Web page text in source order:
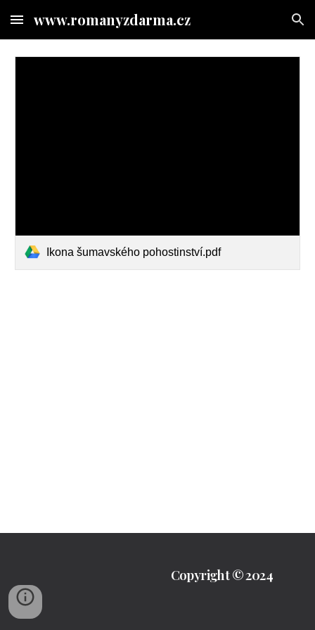
Skip to main content Skip to navigation
www.romanyzdarma.cz
Ikona šumavského pohostinství.pdf
Copyright © 2024